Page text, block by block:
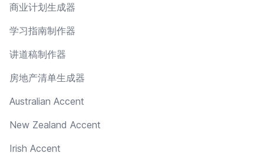
商业计划生成器
学习指南制作器
讲道稿制作器
房地产清单生成器
Australian Accent
New Zealand Accent
Irish Accent